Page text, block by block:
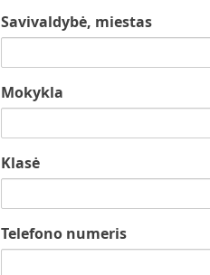
Savivaldybė, miestas
Mokykla
Klasė
Telefono numeris